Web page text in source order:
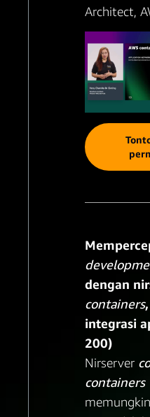
Architect,
dengan
containers
integrasi
200)
Nirserver
containers